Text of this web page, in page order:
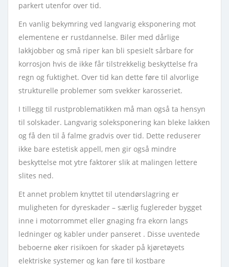
parkert utenfor over tid.
En vanlig bekymring ved langvarig eksponering mot
elementene er rustdannelse. Biler med dårlige
lakkjobber og små riper kan bli spesielt sårbare for
korrosjon hvis de ikke får tilstrekkelig beskyttelse fra
regn og fuktighet. Over tid kan dette føre til alvorlige
strukturelle problemer som svekker karosseriet.
I tillegg til rustproblematikken må man også ta hensyn
til solskader. Langvarig soleksponering kan bleke lakken
og få den til å falme gradvis over tid. Dette reduserer
ikke bare estetisk appell, men gir også mindre
beskyttelse mot ytre faktorer slik at malingen lettere
slites ned.
Et annet problem knyttet til utendørslagring er
muligheten for dyreskader – særlig fuglereder bygget
inne i motorrommet eller gnaging fra ekorn langs
ledninger og kabler under panseret . Disse uventede
beboerne øker risikoen for skader på kjøretøyets
elektriske systemer og kan føre til kostbare